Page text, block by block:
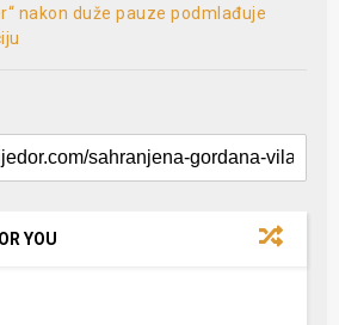
nakon duže pauze podmlađuje
YOU